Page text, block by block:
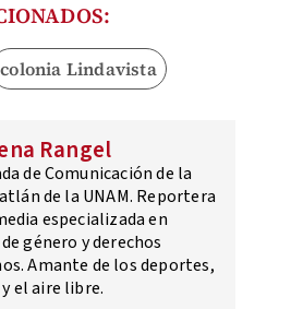
colonia Lindavista
Rangel
de Comunicación de la
de la UNAM. Reportera
especializada en
género y derechos
Amante de los deportes,
el aire libre.